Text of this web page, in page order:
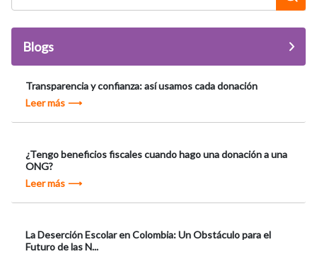
Blogs
Transparencia y confianza: así usamos cada donación
Leer más
¿Tengo beneficios fiscales cuando hago una donación a una
ONG?
Leer más
La Deserción Escolar en Colombia: Un Obstáculo para el
Futuro de las N...